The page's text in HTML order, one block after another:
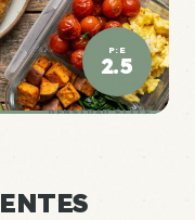
P:E
2.5
DENSIDAD ÉLITE